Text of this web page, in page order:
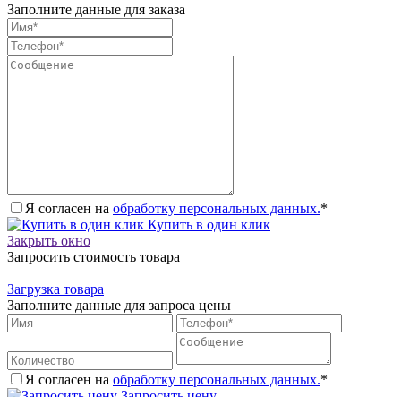
Заполните данные для заказа
Я согласен на обработку персональных данных.*
Купить в один клик
Закрыть окно
Запросить стоимость товара
Загрузка товара
Заполните данные для запроса цены
Я согласен на обработку персональных данных.*